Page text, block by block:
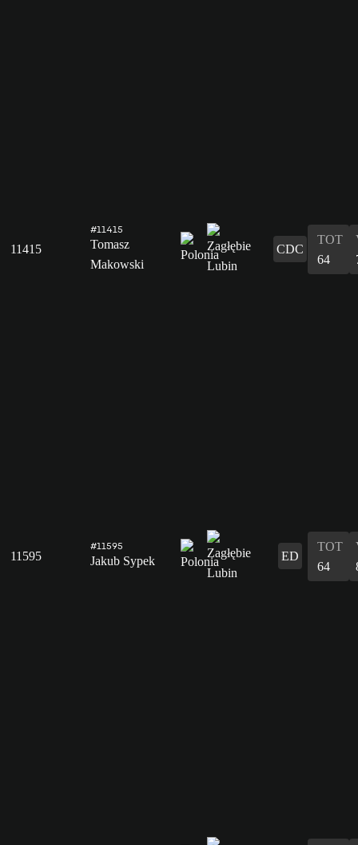
11415
#11415
Tomasz
Makowski
CDC
TOT
64
11595
#11595
Jakub Sypek ED
TOT
64